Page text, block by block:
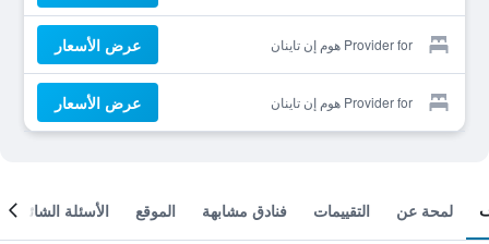
Provider for هوم إن تاينان عرض الأسعار
Provider for هوم إن تاينان عرض الأسعار
لمحة عن التقييمات فنادق مشابهة الموقع الأسئلة الشائعة